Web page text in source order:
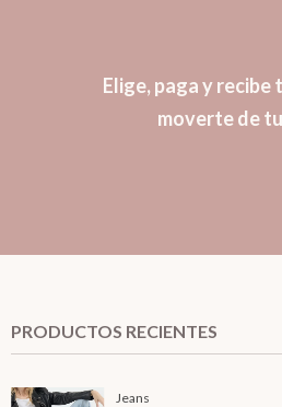
Elige, paga y recibe
moverte de
PRODUCTOS RECIENTES
Jeans